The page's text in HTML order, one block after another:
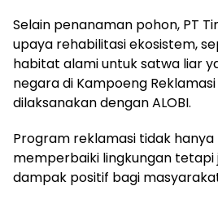
Selain penanaman pohon, PT
upaya rehabilitasi ekosistem,
habitat alami untuk satwa liar
negara di Kampoeng
dilaksanakan dengan ALOBI.
Program reklamasi tidak
memperbaiki lingkungan
dampak positif bagi